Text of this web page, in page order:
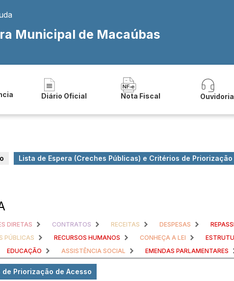
Municipal de Macaúbas
Diário Oficial Nota Fiscal Ouvidoria
Lista de Espera (Creches Públicas) e Critérios de Priorização
DIRETAS CONTRATOS RECEITAS DESPESAS
PÚBLICAS RECURSOS HUMANOS CONHEÇA A LEI
EDUCAÇÃO ASSISTÊNCIA SOCIAL EMENDAS PARLAMENTARES
Priorização de Acesso